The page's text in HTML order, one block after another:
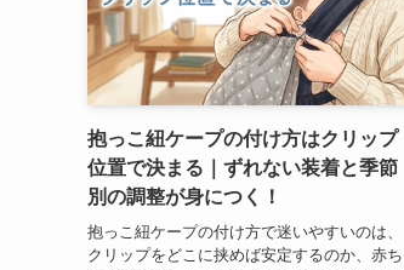
抱っこ紐ケープの付け方はクリップ
位置で決まる｜ずれない装着と季節
別の調整が身につく！
抱っこ紐ケープの付け方で迷いやすいのは、
クリップをどこに挟めば安定するのか、赤ち